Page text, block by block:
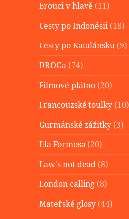
Brouci v hlavě (11)
Cesty po Indonésii (18)
Cesty po Katalánsku (9)
DROGa (74)
Filmové plátno (20)
Francouzské toulky (10)
Gurmánské zážitky (3)
Illa Formosa (20)
Law's not dead (8)
London calling (8)
Mateřské glosy (44)